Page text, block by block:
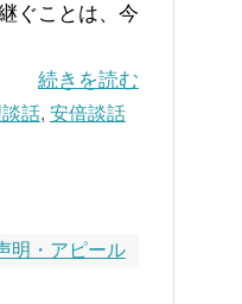
ぐことは、今
続きを読む
話, 安倍談話
明・アピール